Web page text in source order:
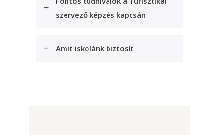
szervező képzés kapcsán
Amit iskolánk biztosít